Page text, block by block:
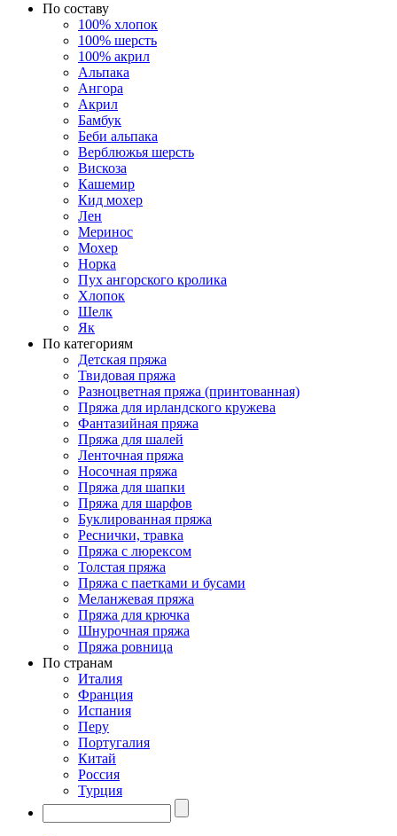
По составу
100% хлопок
100% шерсть
100% акрил
Альпака
Ангора
Акрил
Бамбук
Беби альпака
Верблюжья шерсть
Вискоза
Кашемир
Кид мохер
Лен
Меринос
Мохер
Норка
Пух ангорского кролика
Хлопок
Шелк
Як
По категориям
Детская пряжа
Твидовая пряжа
Разноцветная пряжа (принтованная)
Пряжа для ирландского кружева
Фантазийная пряжа
Пряжа для шалей
Ленточная пряжа
Носочная пряжа
Пряжа для шапки
Пряжа для шарфов
Буклированная пряжа
Реснички, травка
Пряжа с люрексом
Толстая пряжа
Пряжа с паетками и бусами
Меланжевая пряжа
Пряжа для крючка
Шнурочная пряжа
Пряжа ровница
По странам
Италия
Франция
Испания
Перу
Португалия
Китай
Россия
Турция